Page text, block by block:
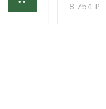
8 754 ₽